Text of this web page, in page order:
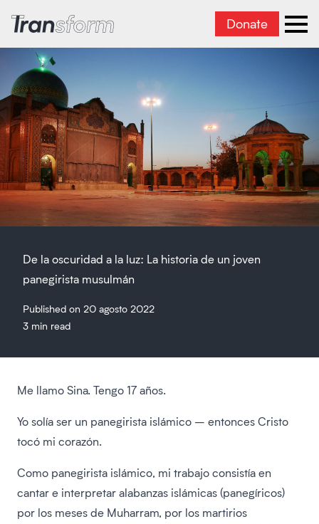
Transform Iran Donate
De la oscuridad a la luz: La historia de un joven
panegirista musulmán
Published on 20 agosto 2022
3 min read
Me llamo Sina. Tengo 17 años.
Yo solía ser un panegirista islámico – entonces Cristo
tocó mi corazón.
Como panegirista islámico, mi trabajo consistía en
cantar e interpretar alabanzas islámicas (panegíricos)
por los meses de Muharram, por los martirios